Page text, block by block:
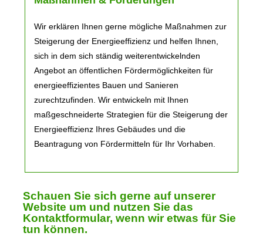
Wir erklären Ihnen gerne mögliche Maßnahmen zur
Steigerung der Energieeffizienz und helfen Ihnen,
sich in dem sich ständig weiterentwickelnden
Angebot an öffentlichen Fördermöglichkeiten für
energieeffizientes Bauen und Sanieren
zurechtzufinden. Wir entwickeln mit Ihnen
maßgeschneiderte Strategien für die Steigerung der
Energieeffizienz Ihres Gebäudes und die
Beantragung von Fördermitteln für Ihr Vorhaben.
Schauen Sie sich gerne auf unserer
Website um und nutzen Sie das
Kontaktformular, wenn wir etwas für Sie
tun können.